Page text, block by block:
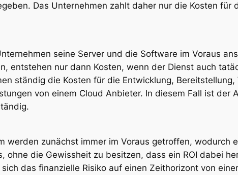
Das Unternehmen zahlt daher nur die Kosten für
seine Server und die Software im Voraus
entstehen nur dann Kosten, wenn der Dienst auch
ständig die Kosten für die Entwicklung,
von einem Cloud Anbieter. In diesem Fall ist der
werden zunächst immer im Voraus getroffen, wodurch
ohne die Gewissheit zu besitzen, dass ein ROI dabei
das finanzielle Risiko auf einen Zeithorizont von